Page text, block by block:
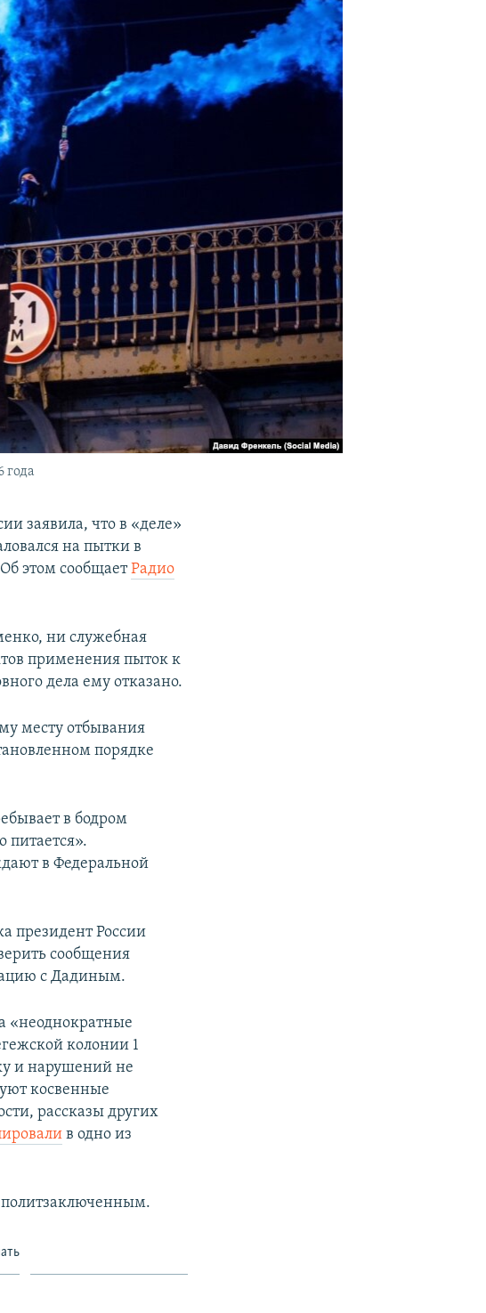
года
заявила, что в «деле»
на пытки в
этом сообщаетРадио
ни служебная
применения пыток к
дела ему отказано.
месту отбывания
порядке
в бодром
питается».
в Федеральной
президент России
сообщения
с Дадиным.
«неоднократные
колонии 1
и нарушений не
косвенные
рассказы других
в одно из